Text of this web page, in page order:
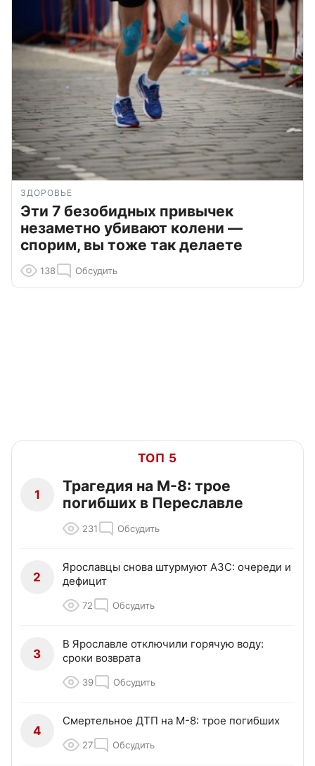
ЗДОРОВЬЕ
Эти 7 безобидных привычек
незаметно убивают колени —
спорим, вы тоже так делаете
138 Обсудить
ТОП 5
1
Трагедия на М-8: трое
погибших в Переславле
231 Обсудить
2
Ярославцы снова штурмуют АЗС: очереди и
дефицит
72 Обсудить
3
В Ярославле отключили горячую воду:
сроки возврата
39 Обсудить
4
Смертельное ДТП на М-8: трое погибших
27 Обсудить